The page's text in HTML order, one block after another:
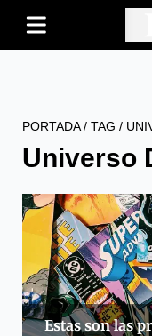
PORTADA/ TAG /
Universo
Estas son las